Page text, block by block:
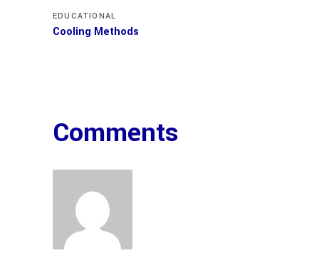
EDUCATIONAL
Cooling Methods
Comments